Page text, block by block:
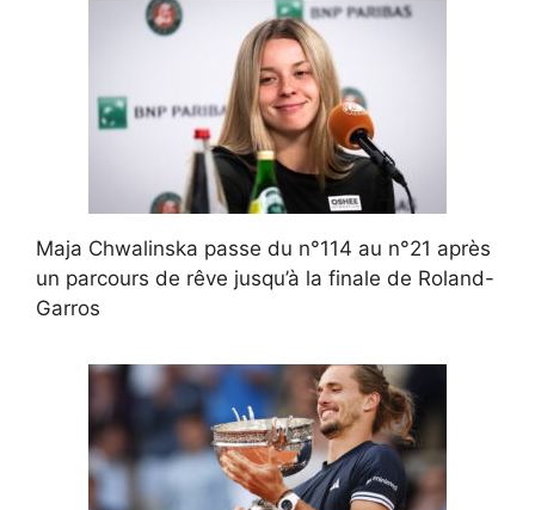
Maja Chwalinska passe du n°114 au n°21 après
un parcours de rêve jusqu’à la finale de Roland-
Garros